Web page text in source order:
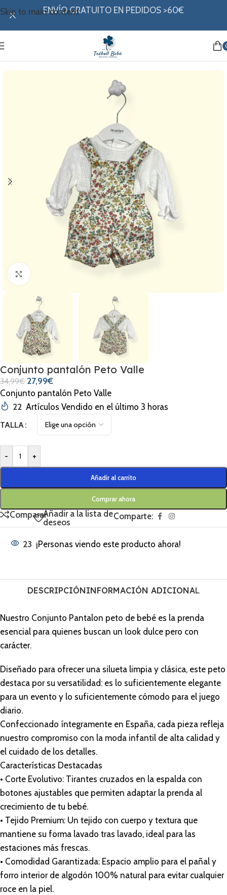
Skip to main contentENVÍO GRATUITO EN PEDIDOS >60€
Colección invierno
Clic para ampliar
Conjunto pantalón Peto Valle
34,99€ 27,99€
Conjunto pantalón Peto Valle
22 Artículos Vendido en el último 3 horas
TALLA
- +
Añadir al carrito
Comprar ahora
CompararAñadir a la lista de
deseos
Comparte:
23 ¡Personas viendo este producto ahora!
DESCRIPCIÓNINFORMACIÓN ADICIONAL
Nuestro Conjunto Pantalon peto de bebé es la prenda
esencial para quienes buscan un look dulce pero con
carácter.
Diseñado para ofrecer una silueta limpia y clásica, este peto
destaca por su versatilidad: es lo suficientemente elegante
para un evento y lo suficientemente cómodo para el juego
diario.
Confeccionado íntegramente en España, cada pieza refleja
nuestro compromiso con la moda infantil de alta calidad y
el cuidado de los detalles.
Características Destacadas
• Corte Evolutivo: Tirantes cruzados en la espalda con
botones ajustables que permiten adaptar la prenda al
crecimiento de tu bebé.
• Tejido Premium: Un tejido con cuerpo y textura que
mantiene su forma lavado tras lavado, ideal para las
estaciones más frescas.
• Comodidad Garantizada: Espacio amplio para el pañal y
forro interior de algodón 100% natural para evitar cualquier
roce en la piel.